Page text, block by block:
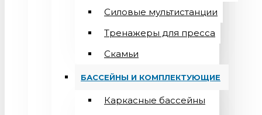
Силовые мультистанции
Тренажеры для пресса
Скамьи
БАССЕЙНЫ И КОМПЛЕКТУЮЩИЕ
Каркасные бассейны